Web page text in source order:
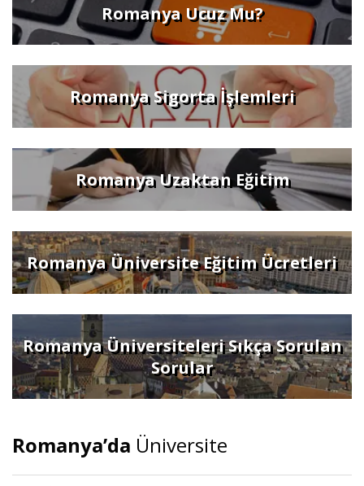
Romanya Ucuz Mu?
Romanya Sigorta İşlemleri
Romanya Uzaktan Eğitim
Romanya Üniversite Eğitim Ücretleri
Romanya Üniversiteleri Sıkça Sorulan
Sorular
Romanya’da Üniversite